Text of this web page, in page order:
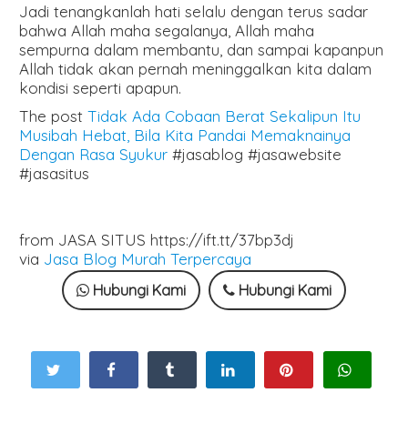
Jadi tenangkanlah hati selalu dengan terus sadar
bahwa Allah maha segalanya, Allah maha
sempurna dalam membantu, dan sampai kapanpun
Allah tidak akan pernah meninggalkan kita dalam
kondisi seperti apapun.
The postTidak Ada Cobaan Berat Sekalipun Itu
Musibah Hebat, Bila Kita Pandai Memaknainya
Dengan Rasa Syukur #jasablog #jasawebsite
#jasasitus
from JASA SITUS https://ift.tt/37bp3dj
via Jasa Blog Murah Terpercaya
Hubungi Kami Hubungi Kami